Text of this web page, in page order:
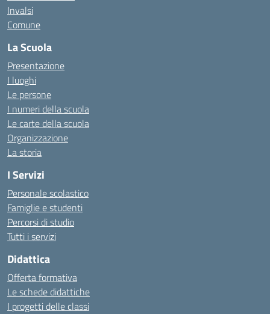
Invalsi
Comune
La Scuola
Presentazione
I luoghi
Le persone
I numeri della scuola
Le carte della scuola
Organizzazione
La storia
I Servizi
Personale scolastico
Famiglie e studenti
Percorsi di studio
Tutti i servizi
Didattica
Offerta formativa
Le schede didattiche
I progetti delle classi